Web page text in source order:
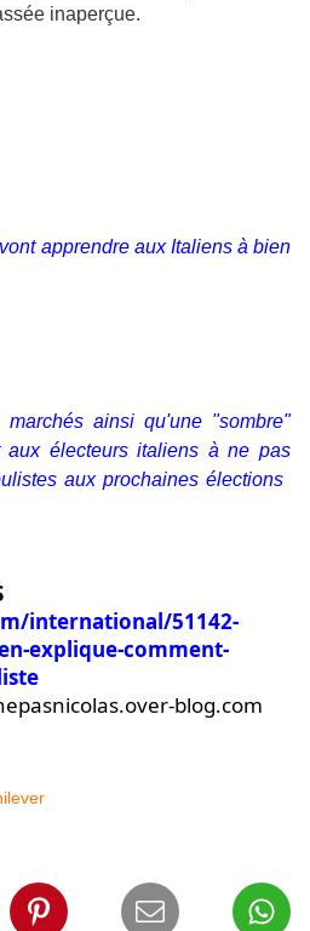
inaperçue.
apprendre aux Italiens à bien
marchés ainsi qu'une "sombre"
aux électeurs italiens à ne pas
aux prochaines élections
international/51142-
explique-comment-
blog.com